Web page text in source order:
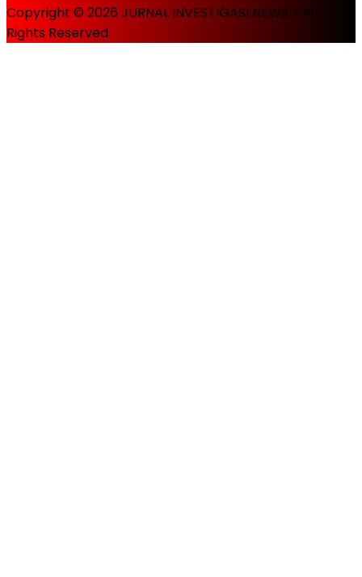
Copyright © 2026 JURNAL INVESTIGASI NEWS - All
Rights Reserved